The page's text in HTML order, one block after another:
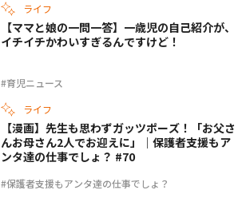
ライフ
#育児ニュース
【ママと娘の一問一答】一歳児の自己紹介が、
イチイチかわいすぎるんですけど！
ライフ
#保護者支援もアンタ達の仕事でしょ？
【漫画】先生も思わずガッツポーズ！「お父さ
んお母さん2人でお迎えに」｜保護者支援もア
ンタ達の仕事でしょ？ #70